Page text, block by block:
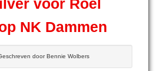
voor Roel
NK Dammen
door Bennie Wolbers